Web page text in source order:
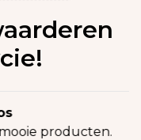
producten.